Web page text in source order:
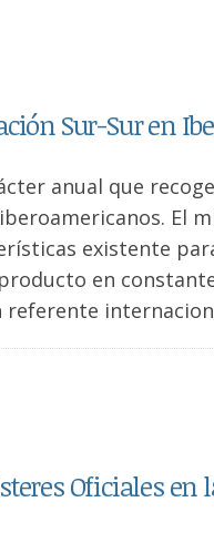
Sur-Sur en
anual que
El
existente
en
referente
Oficiales en